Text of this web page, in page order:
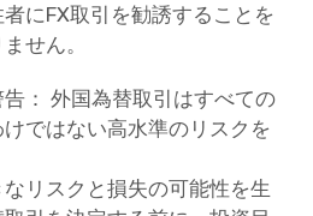
にFX取引を勧誘することを
せん。
： 外国為替取引はすべての
ではない高水準のリスクを
リスクと損失の可能性を生